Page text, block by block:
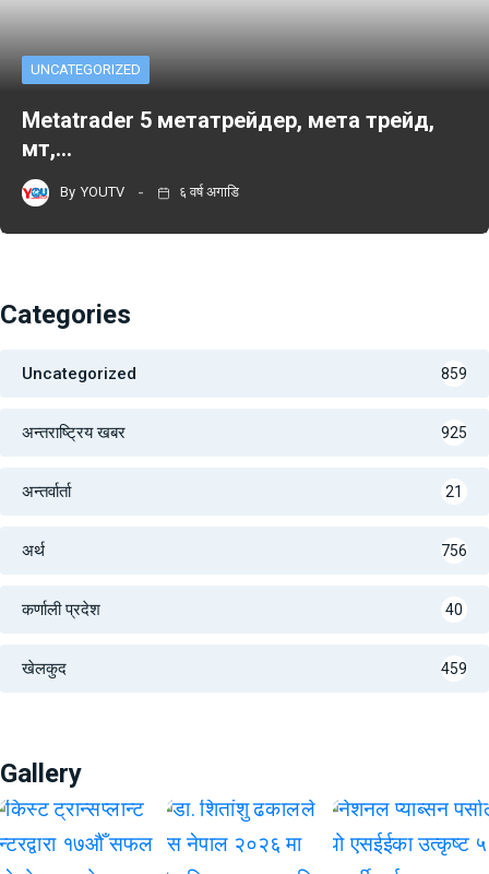
UNCATEGORIZED
Metatrader 5 метатрейдер, мета трейд,
мт,…
By YOUTV ६ वर्ष अगाडि
Categories
Uncategorized 859
अन्तराष्ट्रिय खबर 925
अन्तर्वार्ता 21
अर्थ 756
कर्णाली प्रदेश 40
खेलकुद 459
Gallery